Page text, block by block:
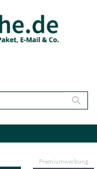
Premiumwerbung